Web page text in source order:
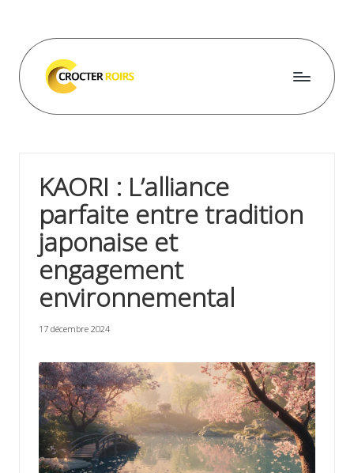
content
C
c
t
e
r
r
o
ir
s
KAORI : L’alliance
parfaite entre tradition
japonaise et
engagement
environnemental
17 décembre 2024